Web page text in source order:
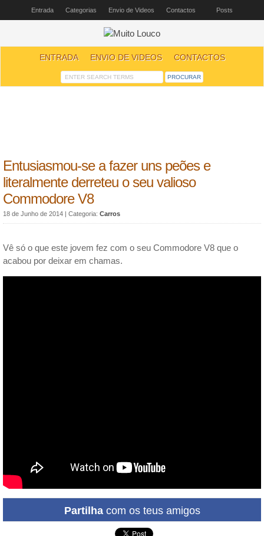
Entrada Categorias Envio de Videos Contactos Posts
ENTRADA ENVIO DE VIDEOS CONTACTOS
Entusiasmou-se a fazer uns peões e
literalmente derreteu o seu valioso
Commodore V8
18 de Junho de 2014 | Categoria: Carros
Vê só o que este jovem fez com o seu Commodore V8 que o
acabou por deixar em chamas.
Partilhacom os teus amigos